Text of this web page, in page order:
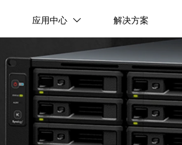
应用中心  解决方案